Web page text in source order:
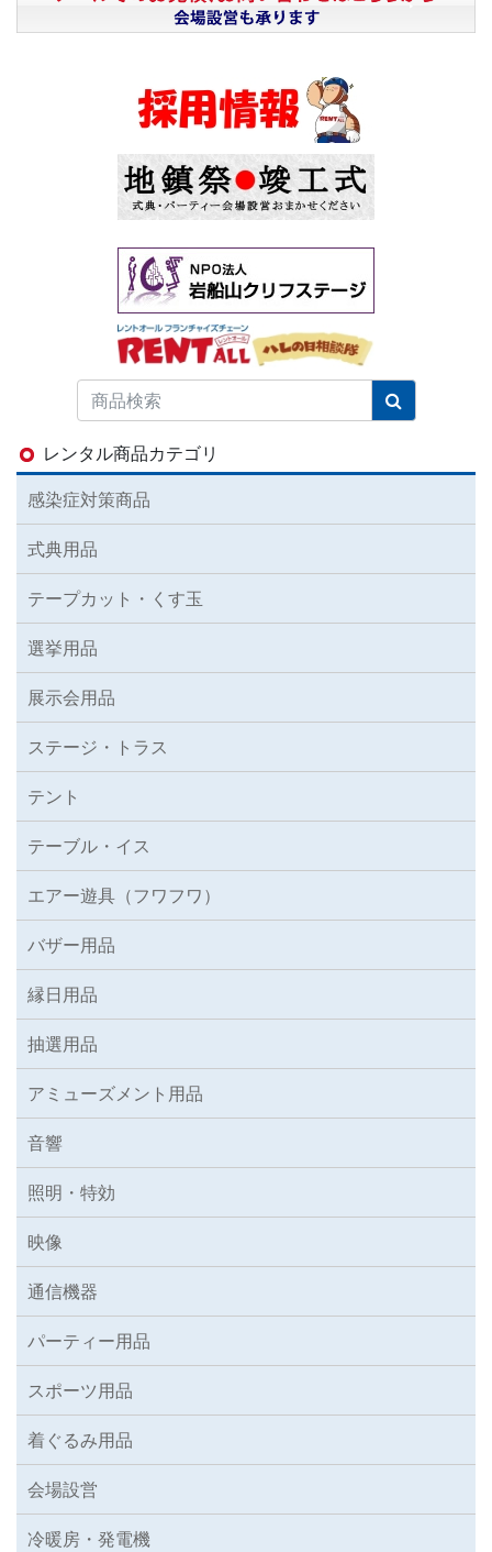
レンタル商品カテゴリ
感染症対策商品
式典用品
テープカット・くす玉
選挙用品
展示会用品
ステージ・トラス
テント
テーブル・イス
エアー遊具（フワフワ）
バザー用品
縁日用品
抽選用品
アミューズメント用品
音響
照明・特効
映像
通信機器
パーティー用品
スポーツ用品
着ぐるみ用品
会場設営
冷暖房・発電機